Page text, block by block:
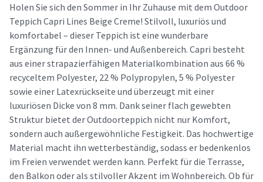
Holen Sie sich den Sommer in Ihr Zuhause mit dem Outdoor
Teppich Capri Lines Beige Creme! Stilvoll, luxuriös und
komfortabel – dieser Teppich ist eine wunderbare
Ergänzung für den Innen- und Außenbereich. Capri besteht
aus einer strapazierfähigen Materialkombination aus 66 %
recyceltem Polyester, 22 % Polypropylen, 5 % Polyester
sowie einer Latexrückseite und überzeugt mit einer
luxuriösen Dicke von 8 mm. Dank seiner flach gewebten
Struktur bietet der Outdoorteppich nicht nur Komfort,
sondern auch außergewöhnliche Festigkeit. Das hochwertige
Material macht ihn wetterbeständig, sodass er bedenkenlos
im Freien verwendet werden kann. Perfekt für die Terrasse,
den Balkon oder als stilvoller Akzent im Wohnbereich. Ob für